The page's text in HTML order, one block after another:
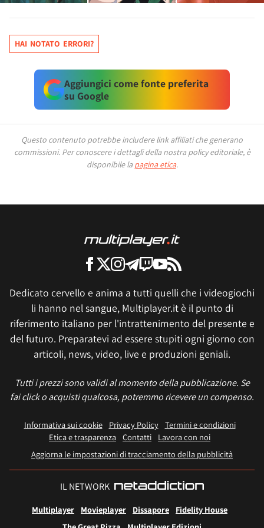
HAI NOTATO ERRORI?
Aggiungici come fonte preferita
su Google
Questo contenuto potrebbe includere link affiliati che generano
commissioni. Per conoscere i dettagli della nostra policy editoriale, è
disponibile la pagina etica.
Dedicato cervello e anima a tutti quelli che i videogiochi
li hanno nel sangue, Multiplayer.it è il punto di
riferimento italiano per l'intrattenimento del presente e
del futuro. Preparatevi ad essere stupiti ogni giorno con
articoli, news, video, live e produzioni geniali.
Tutti i prezzi sono validi al momento della pubblicazione. Se
fai click o acquisti qualcosa, potremmo ricevere un compenso.
Informativa sui cookie Privacy Policy
Termini e condizioni
Etica e trasparenza Contatti
Lavora con noi
Aggiorna le impostazioni di tracciamento della pubblicità
IL NETWORK
Multiplayer Movieplayer Dissapore
Fidelity House